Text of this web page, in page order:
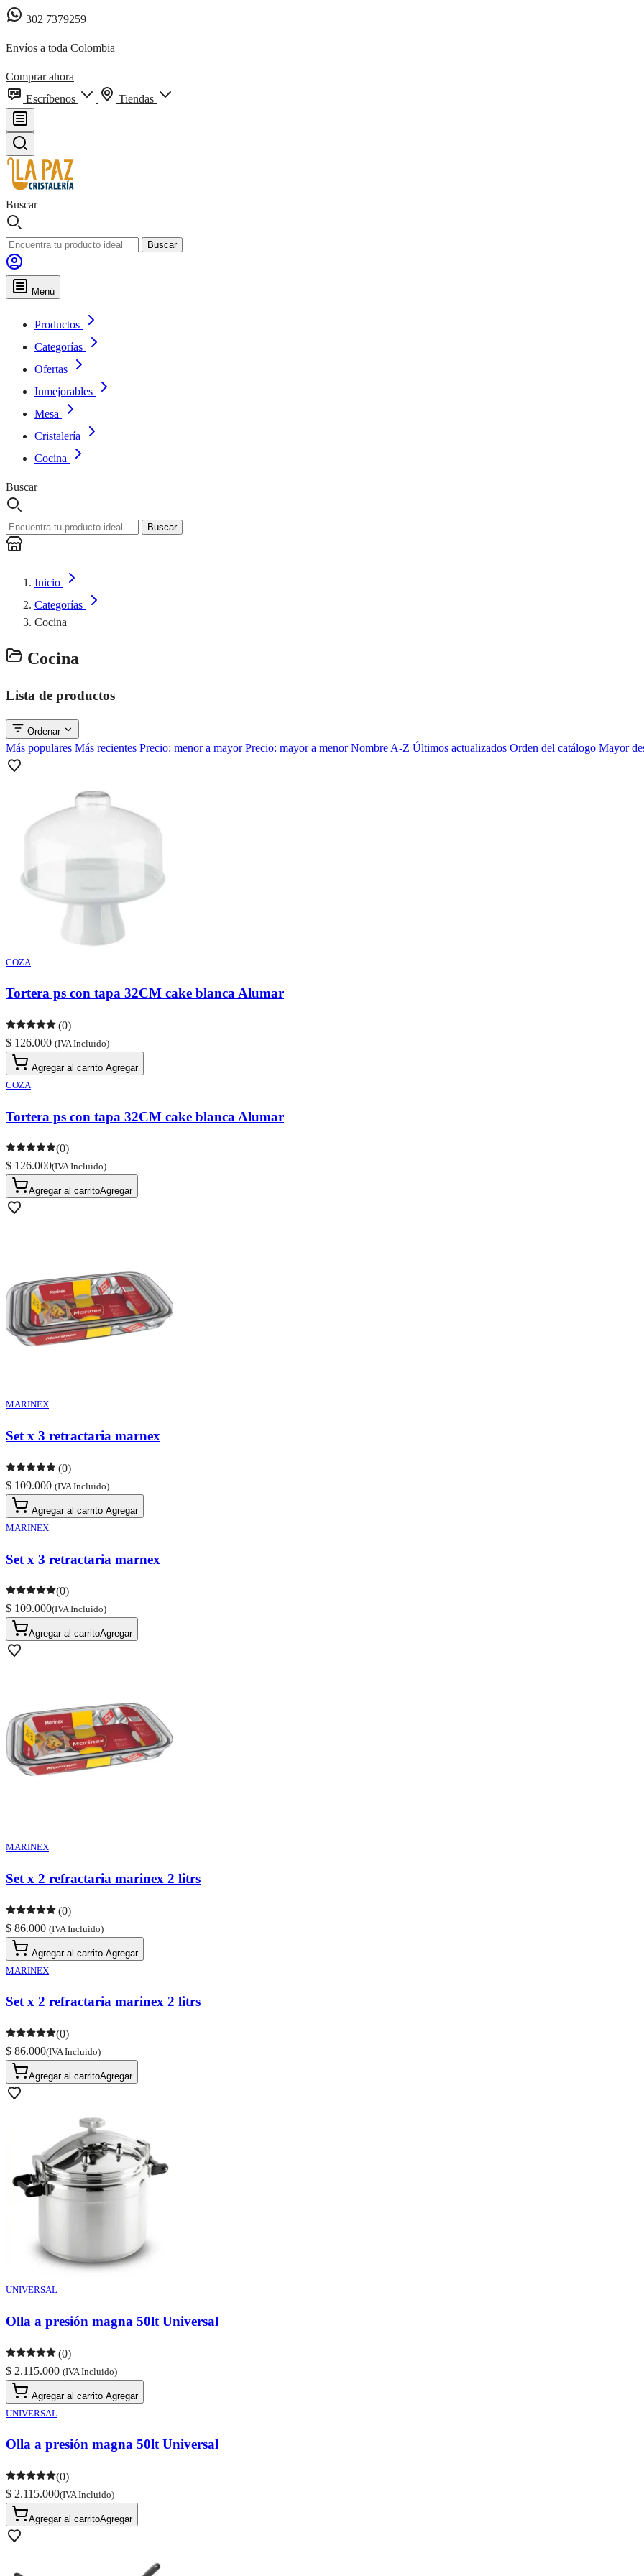
302 7379259
Envíos a toda Colombia
Comprar ahora
Escríbenos
Tiendas
Buscar
Buscar
Menú
Productos
Categorías
Ofertas
Inmejorables
Mesa
Cristalería
Cocina
Buscar
Buscar
Inicio
Categorías
Cocina
Cocina
Lista de productos
Ordenar
Más populares Más recientes Precio: menor a mayorPrecio: mayor a menorNombre A-Z Últimos actualizados Orden del catálogo Mayor
COZA
Tortera ps con tapa 32CM cake blanca Alumar
(0)
$ 126.000 (IVA Incluido)
Agregar al carrito Agregar
COZA
Tortera ps con tapa 32CM cake blanca Alumar
(0)
$ 126.000(IVA Incluido)
Agregar al carritoAgregar
MARINEX
Set x 3 retractaria marnex
(0)
$ 109.000 (IVA Incluido)
Agregar al carrito Agregar
MARINEX
Set x 3 retractaria marnex
(0)
$ 109.000(IVA Incluido)
Agregar al carritoAgregar
MARINEX
Set x 2 refractaria marinex 2 litrs
(0)
$ 86.000 (IVA Incluido)
Agregar al carrito Agregar
MARINEX
Set x 2 refractaria marinex 2 litrs
(0)
$ 86.000(IVA Incluido)
Agregar al carritoAgregar
UNIVERSAL
Olla a presión magna 50lt Universal
(0)
$ 2.115.000 (IVA Incluido)
Agregar al carrito Agregar
UNIVERSAL
Olla a presión magna 50lt Universal
(0)
$ 2.115.000(IVA Incluido)
Agregar al carritoAgregar